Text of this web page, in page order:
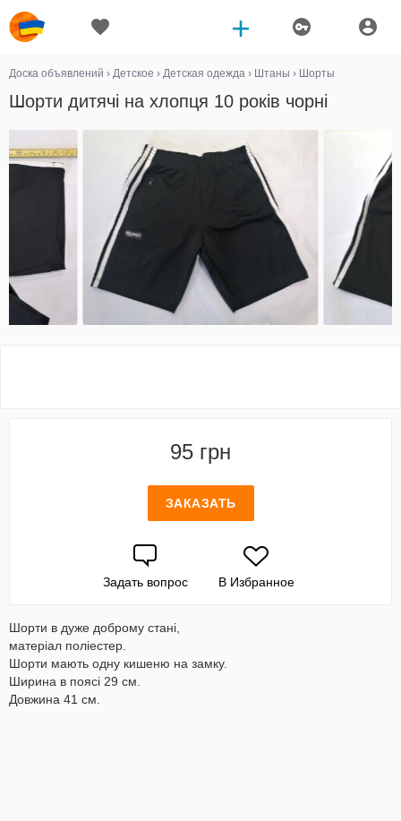
Доска объявлений › Детское › Детская одежда › Штаны › Шорты
Шорти дитячі на хлопця 10 років чорні
95 грн
ЗАКАЗАТЬ
Задать вопрос В Избранное
Шорти в дуже доброму стані,
матеріал поліестер.
Шорти мають одну кишеню на замку.
Ширина в поясі 29 см.
Довжина 41 см.